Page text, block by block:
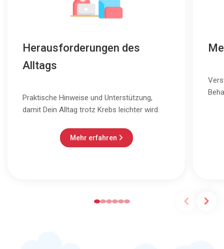
Herausforderungen des
Alltags
Praktische Hinweise und Unterstützung,
damit Dein Alltag trotz Krebs leichter wird.
Mehr erfahren 